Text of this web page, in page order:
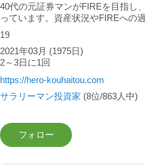
40代の元証券マンがFIREを目指し
っています。資産状況やFIREへの
19
2021年03月 (1975日)
2～3日に1回
https://hero-kouhaitou.com
サラリーマン投資家 (8位/863人中)